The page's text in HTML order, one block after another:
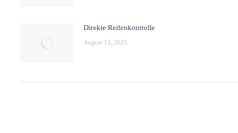
Direkte Reifenkontrolle
August 15, 2025